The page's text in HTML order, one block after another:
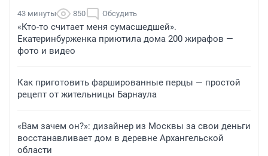
43 минуты 850 Обсудить
«Кто-то считает меня сумасшедшей».
Екатеринбурженка приютила дома 200 жирафов —
фото и видео
Как приготовить фаршированные перцы — простой
рецепт от жительницы Барнаула
«Вам зачем он?»: дизайнер из Москвы за свои деньги
восстанавливает дом в деревне Архангельской
области